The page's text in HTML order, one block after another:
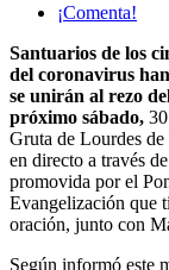
¡Comenta!
Santuarios de los
del coronavirus
se unirán al rezo
próximo sábado,
Gruta de Lourdes
en directo a través
promovida por el
Evangelización que
oración, junto con
Según informó este